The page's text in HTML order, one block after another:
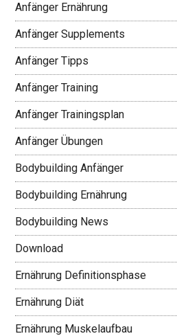
Anfänger Ernährung
Anfänger Supplements
Anfänger Tipps
Anfänger Training
Anfänger Trainingsplan
Anfänger Übungen
Bodybuilding Anfänger
Bodybuilding Ernährung
Bodybuilding News
Download
Ernährung Definitionsphase
Ernährung Diät
Ernährung Muskelaufbau